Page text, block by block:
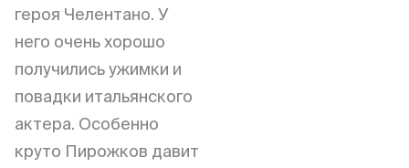
героя Челентано. У
него очень хорошо
получились ужимки и
повадки итальянского
актера. Особенно
круто Пирожков давит